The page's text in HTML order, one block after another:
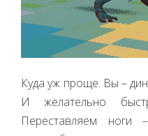
Куда уж проще. Вы –
И желательно
Переставляем